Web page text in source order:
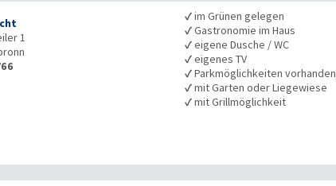
1
✓im Grünen gelegen
✓Gastronomie im Haus
✓eigene Dusche / WC
✓eigenes TV
✓Parkmöglichkeiten vorhanden
✓mit Garten oder Liegewiese
✓mit Grillmöglichkeit